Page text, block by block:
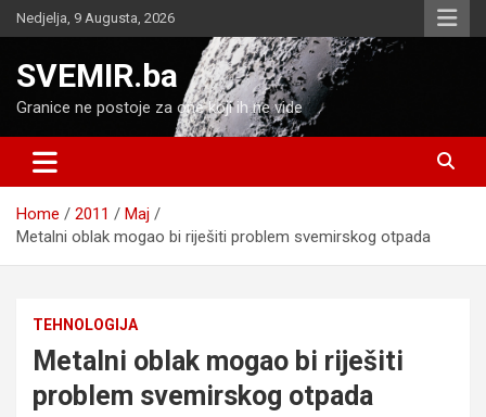
Skip
to
Nedjelja, 9 Augusta, 2026
SVEMIR.ba
Granice ne postoje za one koji ih ne vide
Home 2011
Maj
Metalni oblak mogao bi riješiti problem svemirskog otpada
TEHNOLOGIJA
Metalni oblak mogao bi riješiti
problem svemirskog otpada